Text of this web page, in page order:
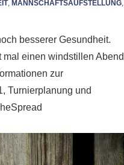
, MANNSCHAFTSAUFSTELLUNG,
besserer Gesundheit.
einen windstillen Abend
zur
Turnierplanung und